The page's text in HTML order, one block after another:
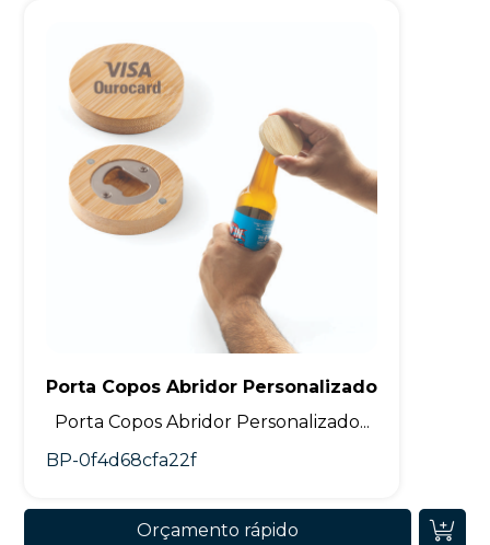
Porta Copos Abridor Personalizado
Porta Copos Abridor Personalizado...
BP-0f4d68cfa22f
Orçamento rápido